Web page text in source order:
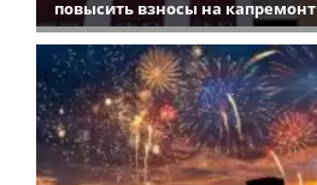
повысить взносы на капремонт